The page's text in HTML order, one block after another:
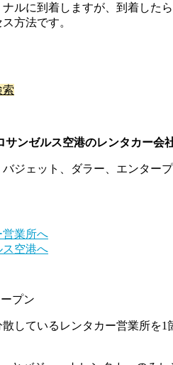
ルに到着しますが、到着した
方法です。
索
サンゼルス空港のレンタカー会
ジェット、ダラー、エンター
営業所へ
ス空港へ
プン
しているレンタカー営業所を